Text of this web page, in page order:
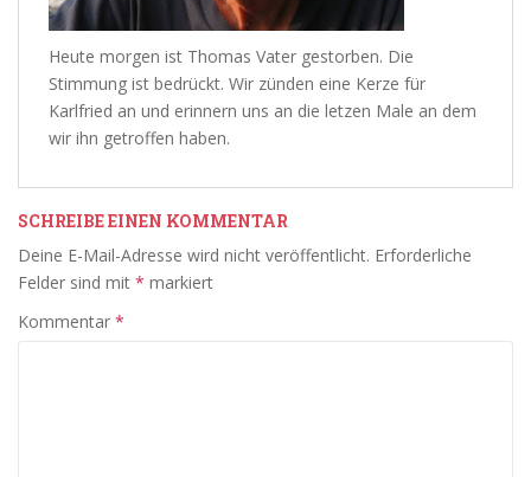
Heute morgen ist Thomas Vater gestorben. Die
Stimmung ist bedrückt. Wir zünden eine Kerze für
Karlfried an und erinnern uns an die letzen Male an dem
wir ihn getroffen haben.
SCHREIBE EINEN KOMMENTAR
Deine E-Mail-Adresse wird nicht veröffentlicht. Erforderliche
Felder sind mit * markiert
Kommentar *